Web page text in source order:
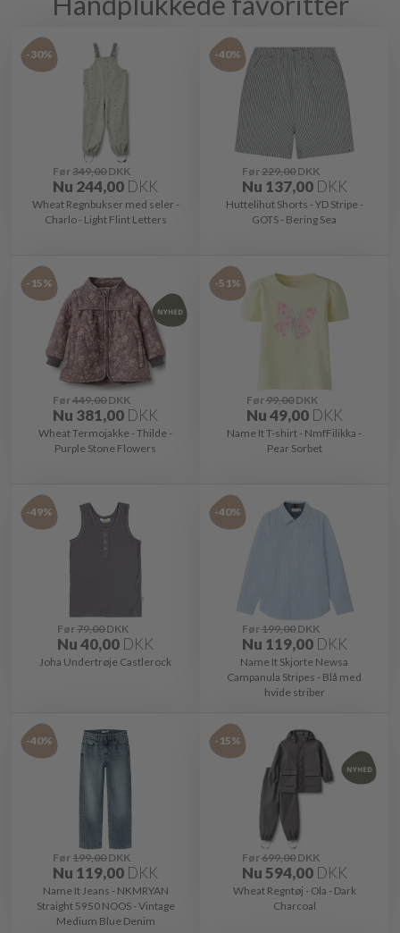
-30%
Før349,00DKK
Nu 244,00 DKK
Wheat Regnbukser med seler -
Charlo - Light Flint Letters
-40%
Før229,00DKK
Nu 137,00 DKK
Huttelihut Shorts - YD Stripe -
GOTS - Bering Sea
-15%
Før449,00DKK
Nu 381,00 DKK
Wheat Termojakke - Thilde -
Purple Stone Flowers
-51%
Før99,00DKK
Nu49,00 DKK
Name It T-shirt - NmfFilikka -
Pear Sorbet
-49%
Før79,00DKK
Nu40,00 DKK
Joha Undertrøje Castlerock
-40%
Før199,00DKK
Nu 119,00 DKK
Name It Skjorte Newsa
Campanula Stripes - Blå med
hvide striber
-40%
Før199,00DKK
Nu 119,00 DKK
Name It Jeans - NKMRYAN
Straight 5950 NOOS - Vintage
Medium Blue Denim
-15%
Før699,00DKK
Nu594,00 DKK
Wheat Regntøj - Ola - Dark
Charcoal